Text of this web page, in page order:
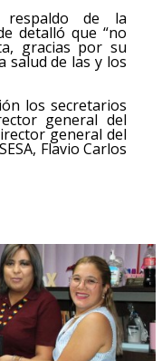
respaldo de la
detalló que “no
gracias por su
salud de las y los
los secretarios
general del
general del
Flavio Carlos